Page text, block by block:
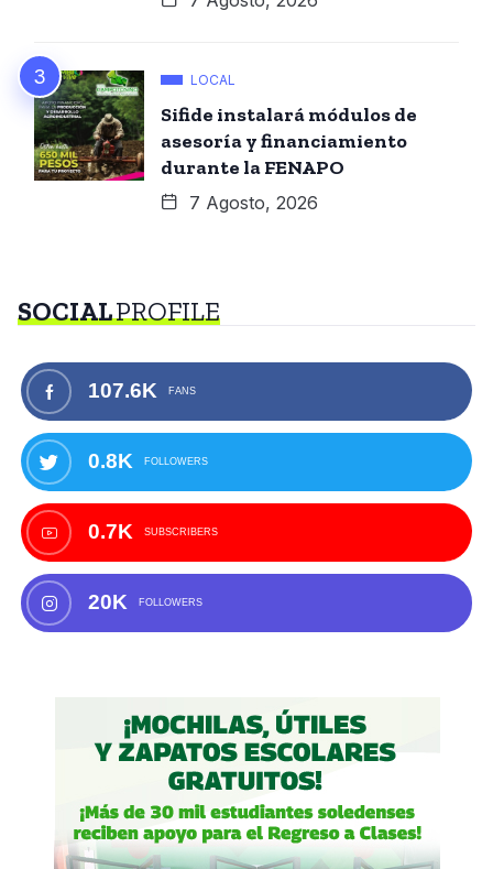
LOCAL
Sifide instalará módulos de
asesoría y financiamiento
durante la FENAPO
7 Agosto, 2026
SOCIALPROFILE
107.6K FANS
0.8K FOLLOWERS
0.7K SUBSCRIBERS
20K FOLLOWERS